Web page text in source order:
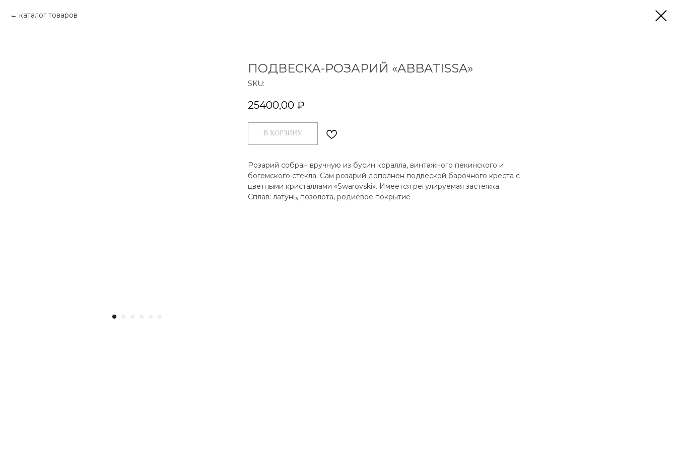
каталог товаров
ПОДВЕСКА-РОЗАРИЙ «ABBATISSA»
SKU:
25400,00 ₽
В КОРЗИНУ
Розарий собран вручную из бусин коралла, винтажного пекинского и
богемского стекла. Сам розарий дополнен подвеской барочного креста с
цветными кристаллами «Swarovski». Имеется регулируемая застежка.
Сплав: латунь, позолота, родиевое покрытие